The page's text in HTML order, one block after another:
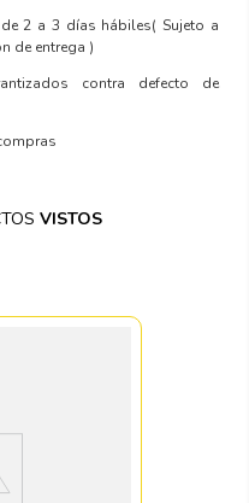
2 a 3 días hábiles( Sujeto a
de entrega )
contra defecto de
VISTOS